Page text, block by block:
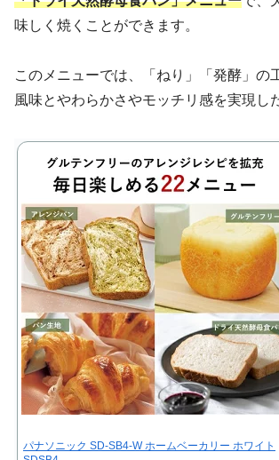
味しく焼くことができます。
このメニューでは、「ねり」「発酵」の
風味とやわらかさやモッチリ感を実現し
パナソニック SD-SB4-W ホームベーカリー ホワイト